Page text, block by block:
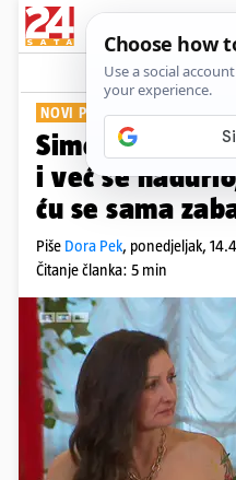
NOVI PAR, NOVE DRAME
Simon tek
i već se
ću se sama
Piše Dora Pek, ponedjeljak,
Čitanje članka: 5 min